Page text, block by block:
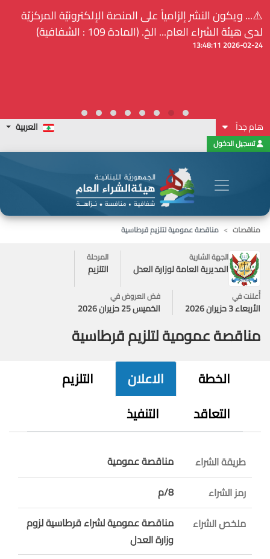
⚠️... ويكون النشر إلزامياً على المنصة الإلكترونيّة المركزيّة
لدى هيئة الشراء العام... الخ. (المادة 109 : الشفافية)
2026-02-24 13:48:11
هام جداً العربية
تسجيل الدخول
مناقصات
مناقصة عمومية لتلزيم قرطاسية
الجهة الشارية
المديرية العامة لوزارة العدل
المرحلة
التلزيم
أُعلنت في
الأربعاء 3 حزيران 2026
فض العروض في
الخميس 25 حزيران 2026
مناقصة عمومية لتلزيم قرطاسية
الخطة الاعلان
التلزيم
التعاقد
التنفيذ
طريقة الشراء
مناقصة عمومية
رمز الشراء
8/م
ملخص الشراء
مناقصة عمومية لشراء قرطاسية لزوم
وزارة العدل